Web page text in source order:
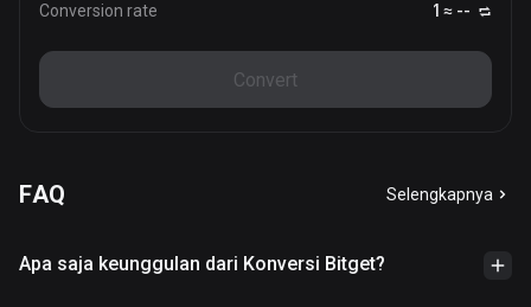
Conversion rate 1 ≈ --
Convert
FAQ Selengkapnya
Apa saja keunggulan dari Konversi Bitget?